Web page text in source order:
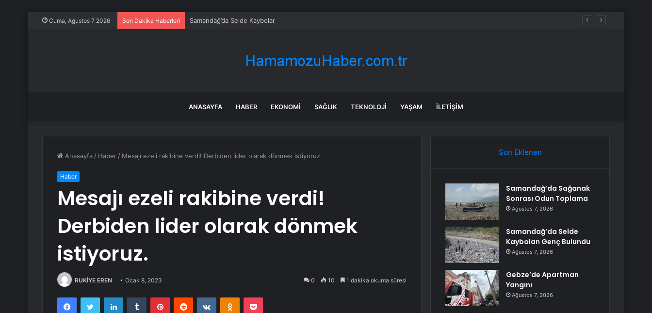
Cuma, Ağustos 7 2026 Son Dakika Haberleri Samandağ’da Selde Kaybolan Genç Bulundu
ANASAYFA HABER EKONOMI SAĞLIK TEKNOLOJI YAŞAM İLETIŞIM
Anasayfa / Haber / Mesajı ezeli rakibine verdi! Derbiden lider olarak dönmek istiyoruz.
Haber
Mesajı ezeli rakibine verdi!
Derbiden lider olarak dönmek
istiyoruz.
RUKİYE EREN Ocak 8, 2023 0 10 1 dakika okuma süresi
FacebookTwitter LinkedInTumblr PinterestReddit VKontakteOdnoklassniki
Pocket
Son Eklenen
Samandağ’da Sağanak
Sonrası Odun Toplama
Ağustos 7, 2026
Samandağ’da Selde
Kaybolan Genç Bulundu
Ağustos 7, 2026
Gebze’de Apartman
Yangını
Ağustos 7, 2026